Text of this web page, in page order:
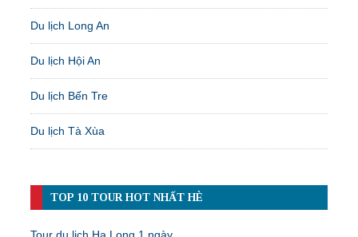
Du lịch Long An
Du lịch Hội An
Du lịch Bến Tre
Du lịch Tà Xùa
TOP 10 TOUR HOT NHẤT HÈ